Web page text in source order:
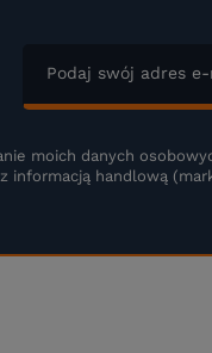
Podaj swój adres
moich danych
informacją handlową